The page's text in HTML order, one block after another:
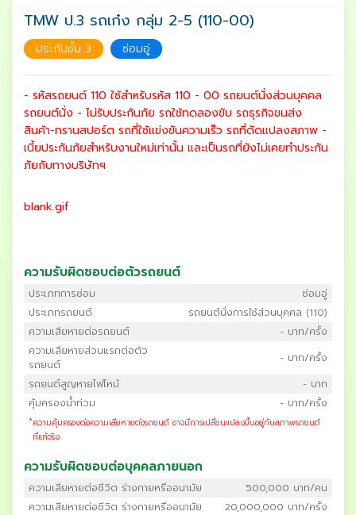
TMW ป.3 รถเก๋ง กลุ่ม 2-5 (110-00)
ประกันชั้น 3 ซ่อมอู่
- รหัสรถยนต์ 110 ใช้สำหรับรหัส 110 - 00 รถยนต์นั่งส่วนบุคคล
รถยนต์นั่ง - ไม่รับประกันภัย รถใช้ทดลองขับ รถธุรกิจขนส่ง
สินค้า-ทรานสปอร์ต รถที่ใช้แข่งขันความเร็ว รถที่ดัดแปลงสภาพ -
เบี้ยประกันภัยสำหรับงานใหม่เท่านั้น และเป็นรถที่ยังไม่เคยทำประกัน
ภัยกับทางบริษัทฯ
blank.gif
ความรับผิดชอบต่อตัวรถยนต์
ประเภทการซ่อม
ซ่อมอู่
ประเภทรถยนต์
รถยนต์นั่งการใช้ส่วนบุคคล (110)
ความเสียหายต่อรถยนต์
- บาท/ครั้ง
ความเสียหายส่วนแรกต่อตัว
รถยนต์
- บาท/ครั้ง
รถยนต์สูญหายไฟไหม้
- บาท
คุ้มครองน้ำท่วม
- บาท/ครั้ง
*ความคุ้มครองต่อความเสียหายต่อรถยนต์ อาจมีการเปลี่ยนแปลงขึ้นอยู่กับสภาพรถยนต์
ที่แท้จริง
ความรับผิดชอบต่อบุคคลภายนอก
ความเสียหายต่อชีวิต ร่างกายหรืออนามัย
500,000 บาท/คน
ความเสียหายต่อชีวิต ร่างกายหรืออนามัย
20,000,000 บาท/ครั้ง